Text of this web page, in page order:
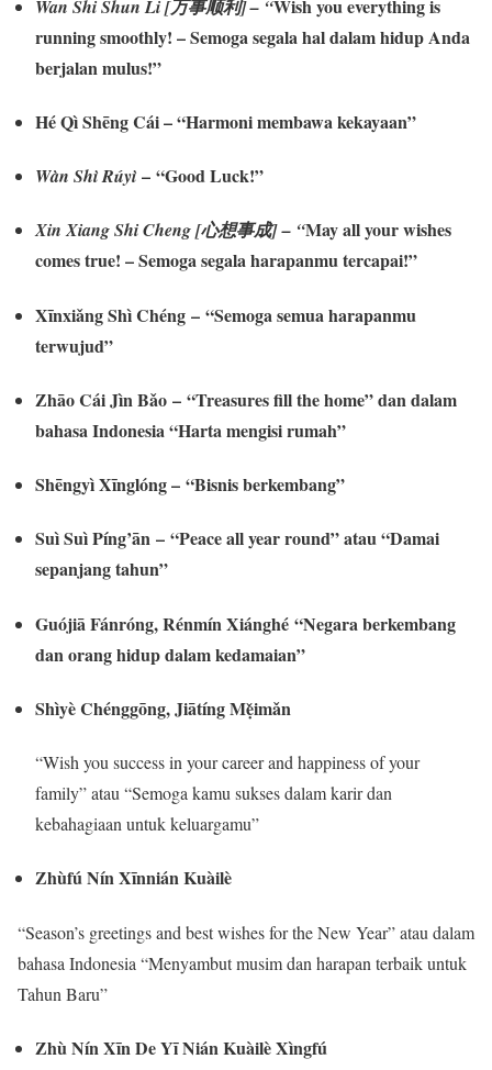
Wan Shi Shun Li [万事顺利]– “Wish you everything is
running smoothly! – Semoga segala hal dalam hidup Anda
berjalan mulus!”
Hé Qì Shēng Cái–“Harmoni membawa kekayaan”
Wàn Shì Rúyì– “Good Luck!”
Xin Xiang Shi Cheng [心想事成]– “May all your wishes
comes true! – Semoga segala harapanmu tercapai!”
Xīnxiǎng Shì Chéng – “Semoga semua harapanmu
terwujud”
Zhāo Cái Jìn Bǎo – “Treasures fill the home” dan dalam
bahasa Indonesia “Harta mengisi rumah”
Shēngyì Xīnglóng– “Bisnis berkembang”
Suì Suì Píng’ān – “Peace all year round” atau “Damai
sepanjang tahun”
Guójiā Fánróng, Rénmín Xiánghé “Negara berkembang
dan orang hidup dalam kedamaian”
Shìyè Chénggōng, Jiātíng Mẹ̌imǎn
“Wish you success in your career and happiness of your
family” atau “Semoga kamu sukses dalam karir dan
kebahagiaan untuk keluargamu”
Zhùfú Nín Xīnnián Kuàilè
“Season’s greetings and best wishes for the New Year” atau dalam
bahasa Indonesia “Menyambut musim dan harapan terbaik untuk
Tahun Baru”
Zhù Nín Xīn De Yī Nián Kuàilè Xìngfú